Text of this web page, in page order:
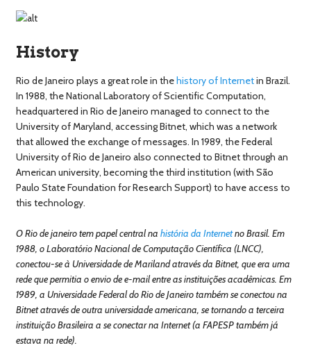
History
Rio de Janeiro plays a great role in thehistory of Internetin Brazil.
In 1988, the National Laboratory of Scientific Computation,
headquartered in Rio de Janeiro managed to connect to the
University of Maryland, accessing Bitnet, which was a network
that allowed the exchange of messages. In 1989, the Federal
University of Rio de Janeiro also connected to Bitnet through an
American university, becoming the third institution (with São
Paulo State Foundation for Research Support) to have access to
this technology.
O Rio de janeiro tem papel central na história da Internetno Brasil. Em
1988, o Laboratório Nacional de Computação Científica (LNCC),
conectou-se à Universidade de Mariland através da Bitnet, que era uma
rede que permitia o envio de e-mail entre as instituições acadêmicas. Em
1989, a Universidade Federal do Rio de Janeiro também se conectou na
Bitnet através de outra universidade americana, se tornando a terceira
instituição Brasileira a se conectar na Internet (a FAPESP também já
estava na rede).